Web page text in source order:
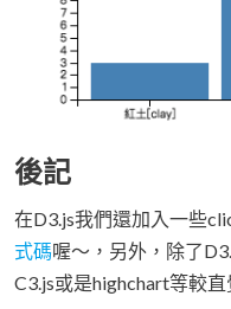
後記
在D3.js我們還加入一些
式碼喔～，另外，除了
C3.js或是highchart等較直